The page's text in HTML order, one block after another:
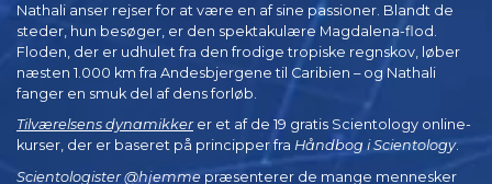
Nathali anser rejser for at være en af sine passioner. Blandt de
steder, hun besøger, er den spektakulære Magdalena-flod.
Floden, der er udhulet fra den frodige tropiske regnskov, løber
næsten 1.000 km fra Andesbjergene til Caribien – og Nathali
fanger en smuk del af dens forløb.
Tilværelsens dynamikkerer et af de 19 gratis Scientology online-
kurser, der er baseret på principper fra Håndbog i Scientology.
Scientologister @hjemme præsenterer de mange mennesker